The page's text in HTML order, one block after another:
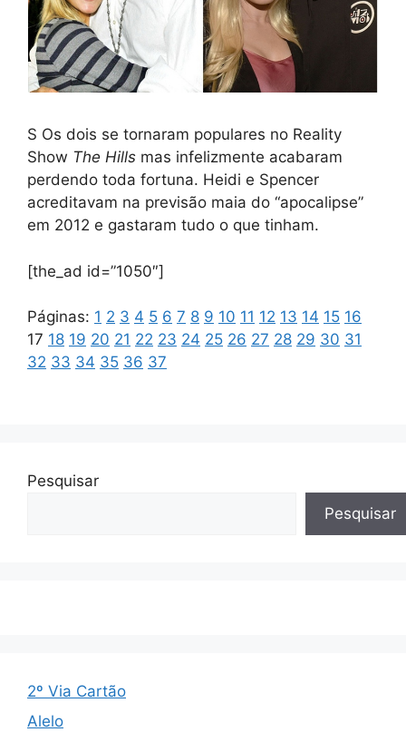
S Os dois se tornaram populares no Reality
Show The Hills mas infelizmente acabaram
perdendo toda fortuna. Heidi e Spencer
acreditavam na previsão maia do “apocalipse”
em 2012 e gastaram tudo o que tinham.
[the_ad id=”1050″]
Páginas: 1 2 3 4 5 6 7 8 9 10 11 12 13 14 15 16
17 18 19 20 21 22 23 24 25 26 27 28 29 30 31
32 33 34 35 36 37
Pesquisar
Pesquisar
2º Via Cartão
Alelo